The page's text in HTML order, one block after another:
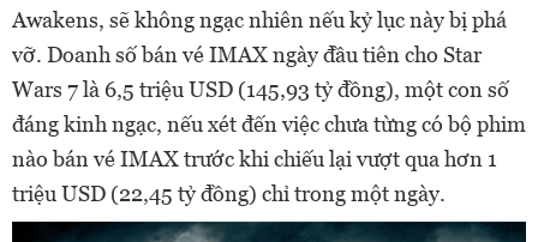
Awakens, sẽ không ngạc nhiên nếu kỷ lục này bị phá
vỡ. Doanh số bán vé IMAX ngày đầu tiên cho Star
Wars 7 là 6,5 triệu USD (145,93 tỷ đồng), một con số
đáng kinh ngạc, nếu xét đến việc chưa từng có bộ phim
nào bán vé IMAX trước khi chiếu lại vượt qua hơn 1
triệu USD (22,45 tỷ đồng) chỉ trong một ngày.